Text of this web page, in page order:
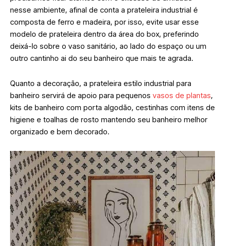
nesse ambiente, afinal de conta a prateleira industrial é
composta de ferro e madeira, por isso, evite usar esse
modelo de prateleira dentro da área do box, preferindo
deixá-lo sobre o vaso sanitário, ao lado do espaço ou um
outro cantinho ai do seu banheiro que mais te agrada.
Quanto a decoração, a prateleira estilo industrial para
banheiro servirá de apoio para pequenos vasos de plantas,
kits de banheiro com porta algodão, cestinhas com itens de
higiene e toalhas de rosto mantendo seu banheiro melhor
organizado e bem decorado.